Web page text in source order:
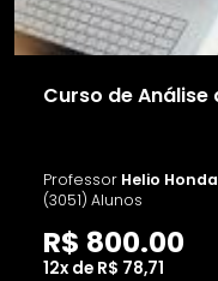
Curso de
Professor Helio Honda
(3051) Alunos
R$ 800.00
12x de R$ 78,71